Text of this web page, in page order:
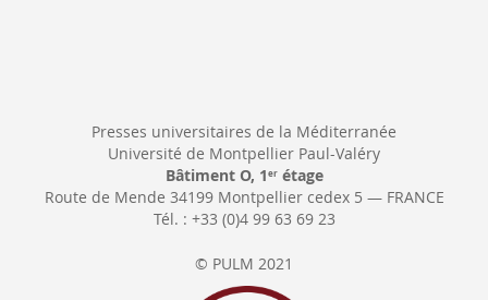
Presses universitaires de la Méditerranée
Université de Montpellier Paul-Valéry
Bâtiment O, 1 erétage
Route de Mende 34199 Montpellier cedex 5 — FRANCE
Tél. : +33 (0)4 99 63 69 23
© PULM 2021